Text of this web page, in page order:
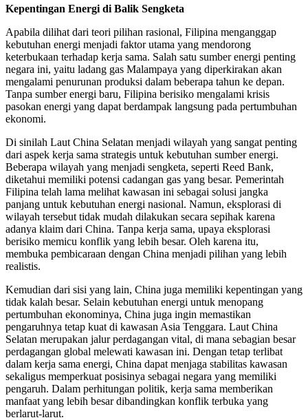
Kepentingan Energi di Balik Sengketa
Apabila dilihat dari teori pilihan rasional, Filipina menganggap
kebutuhan energi menjadi faktor utama yang mendorong
keterbukaan terhadap kerja sama. Salah satu sumber energi penting
negara ini, yaitu ladang gas Malampaya yang diperkirakan akan
mengalami penurunan produksi dalam beberapa tahun ke depan.
Tanpa sumber energi baru, Filipina berisiko mengalami krisis
pasokan energi yang dapat berdampak langsung pada pertumbuhan
ekonomi.
Di sinilah Laut China Selatan menjadi wilayah yang sangat penting
dari aspek kerja sama strategis untuk kebutuhan sumber energi.
Beberapa wilayah yang menjadi sengketa, seperti Reed Bank,
diketahui memiliki potensi cadangan gas yang besar. Pemerintah
Filipina telah lama melihat kawasan ini sebagai solusi jangka
panjang untuk kebutuhan energi nasional. Namun, eksplorasi di
wilayah tersebut tidak mudah dilakukan secara sepihak karena
adanya klaim dari China. Tanpa kerja sama, upaya eksplorasi
berisiko memicu konflik yang lebih besar. Oleh karena itu,
membuka pembicaraan dengan China menjadi pilihan yang lebih
realistis.
Kemudian dari sisi yang lain, China juga memiliki kepentingan yang
tidak kalah besar. Selain kebutuhan energi untuk menopang
pertumbuhan ekonominya, China juga ingin memastikan
pengaruhnya tetap kuat di kawasan Asia Tenggara. Laut China
Selatan merupakan jalur perdagangan vital, di mana sebagian besar
perdagangan global melewati kawasan ini. Dengan tetap terlibat
dalam kerja sama energi, China dapat menjaga stabilitas kawasan
sekaligus memperkuat posisinya sebagai negara yang memiliki
pengaruh. Dalam perhitungan politik, kerja sama memberikan
manfaat yang lebih besar dibandingkan konflik terbuka yang
berlarut-larut.